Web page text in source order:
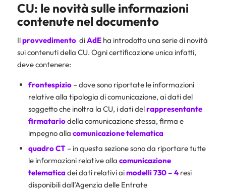
CU: le novità sulle informazioni
contenute nel documento
Ilprovvedimento diAdEha introdotto una serie di novità
sui contenuti della CU. Ogni certificazione unica infatti,
deve contenere:
frontespizio– dove sono riportate le informazioni
relative alla tipologia di comunicazione, ai dati del
soggetto che inoltra la CU, i dati delrappresentante
firmatariodella comunicazione stessa, firma e
impegno alla comunicazione telematica
quadro CT– in questa sezione sono da riportare tutte
le informazioni relative alla comunicazione
telematicadei dati relativi aimodelli 730 – 4resi
disponibili dall’Agenzia delle Entrate